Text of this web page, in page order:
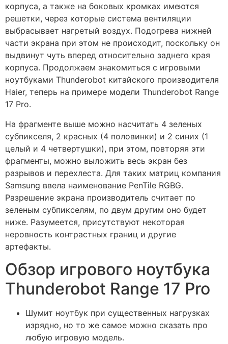
корпуса, а также на боковых кромках имеются
решетки, через которые система вентиляции
выбрасывает нагретый воздух. Подогрева нижней
части экрана при этом не происходит, поскольку он
выдвинут чуть вперед относительно заднего края
корпуса. Продолжаем знакомиться с игровыми
ноутбуками Thunderobot китайского производителя
Haier, теперь на примере модели Thunderobot Range
17 Pro.
На фрагменте выше можно насчитать 4 зеленых
субпикселя, 2 красных (4 половинки) и 2 синих (1
целый и 4 четвертушки), при этом, повторяя эти
фрагменты, можно выложить весь экран без
разрывов и перехлеста. Для таких матриц компания
Samsung ввела наименование PenTile RGBG.
Разрешение экрана производитель считает по
зеленым субпикселям, по двум другим оно будет
ниже. Разумеется, присутствуют некоторая
неровность контрастных границ и другие
артефакты.
Обзор игрового ноутбука
Thunderobot Range 17 Pro
Шумит ноутбук при существенных нагрузках
изрядно, но то же самое можно сказать про
любую игровую модель.